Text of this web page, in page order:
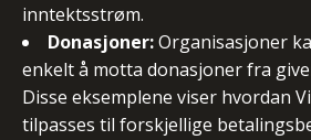
inntektsstrøm.
Donasjoner:Organisasjoner
enkelt å motta donasjoner fra
Disse eksemplene viser hvordan
tilpasses til forskjellige